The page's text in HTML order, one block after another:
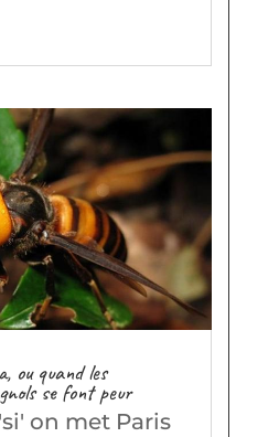
ou quand les
se font peur
on met Paris